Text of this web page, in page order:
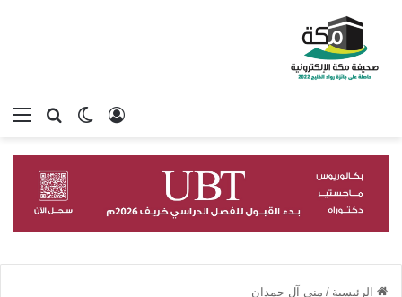
بحثالوضع
تسجيل الدخول
الرئيسية / منى آل حمدان